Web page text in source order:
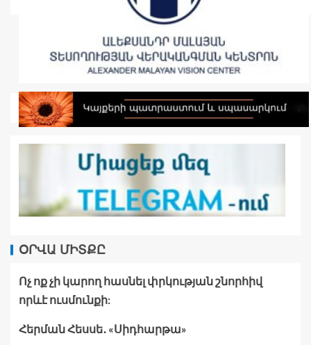
ՕՐՎԱ ՄԻՏՔԸ
Ոչ ոք չի կարող հասնել փրկության շնորհիվ
որևէ ուսմունքի:
Հերման Հեսսե․ «Սիդհարթա»